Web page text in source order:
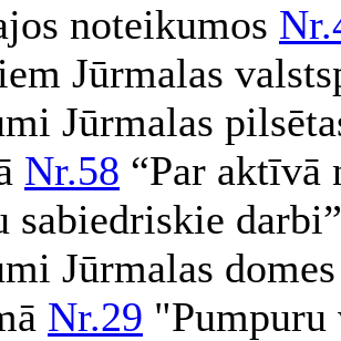
noteikumos
Jūrmalas
Jūrmalas
Nr.58 “Par aktīvā
sabiedriskie
Jūrmalas
Nr.29